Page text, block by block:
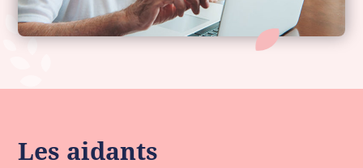
Les aidants